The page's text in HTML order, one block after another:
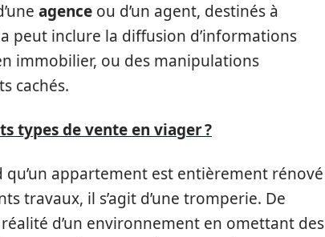
agence ou d’un agent, destinés à
peut inclure la diffusion d’informations
immobilier, ou des manipulations
cachés.
types de vente en viager ?
appartement est entièrement rénové
travaux, il s’agit d’une tromperie. De
d’un environnement en omettant des